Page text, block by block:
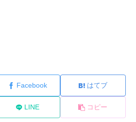
Facebook はてブ
LINE コピー